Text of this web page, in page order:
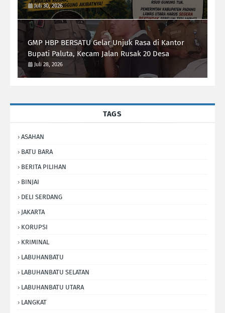
Jadi Sorotan Ketua Forum-RI Bersatu Sumut
Syarif Kumala Siregar
Juli 30, 2026
GMP HBP BERSATU Gelar Unjuk Rasa di Kantor
Bupati Paluta, Kecam Jalan Rusak 20 Desa
Juli 28, 2026
TAGS
ASAHAN
BATU BARA
BERITA PILIHAN
BINJAI
DELI SERDANG
JAKARTA
KORUPSI
KRIMINAL
LABUHANBATU
LABUHANBATU SELATAN
LABUHANBATU UTARA
LANGKAT